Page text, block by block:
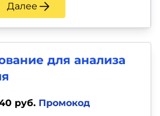
Далее
для анализа
руб. Промокод